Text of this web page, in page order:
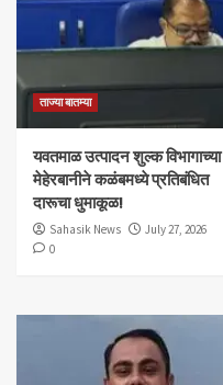
ताज्या बातम्या
यवतमाळ उत्पादन शुल्क विभागाच्या
मेहेरबानीने कळंबमध्ये प्रतिबंधित
दारूचा धुमाकूळ!
Sahasik News
July 27, 2026
0